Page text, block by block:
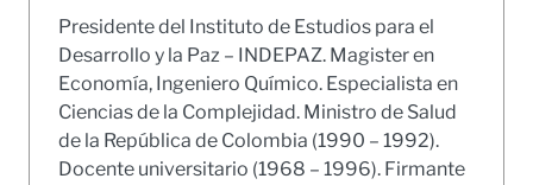
Presidente del Instituto de Estudios para el
Desarrollo y la Paz – INDEPAZ. Magister en
Economía, Ingeniero Químico. Especialista en
Ciencias de la Complejidad. Ministro de Salud
de la República de Colombia (1990 – 1992).
Docente universitario (1968 – 1996). Firmante